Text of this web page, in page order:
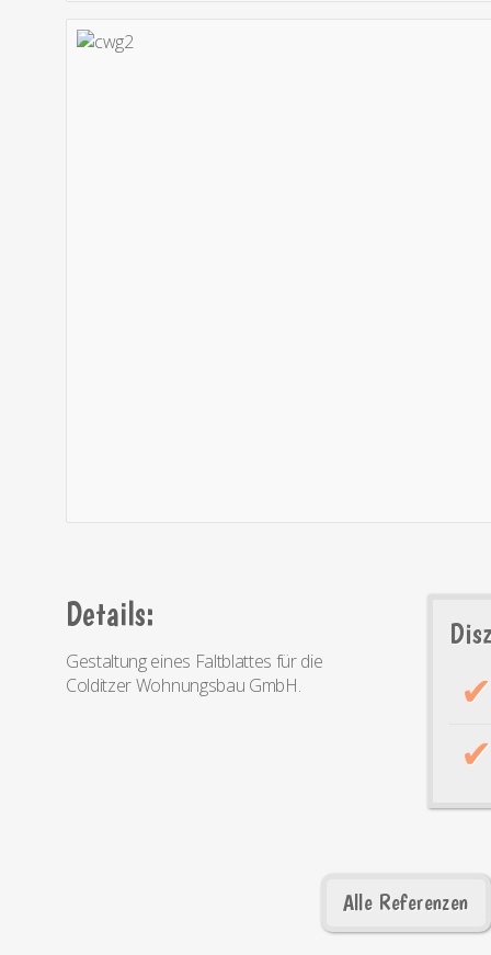
Details:
Gestaltung eines Faltblattes für die
Colditzer Wohnungsbau GmbH.
Alle Referenzen